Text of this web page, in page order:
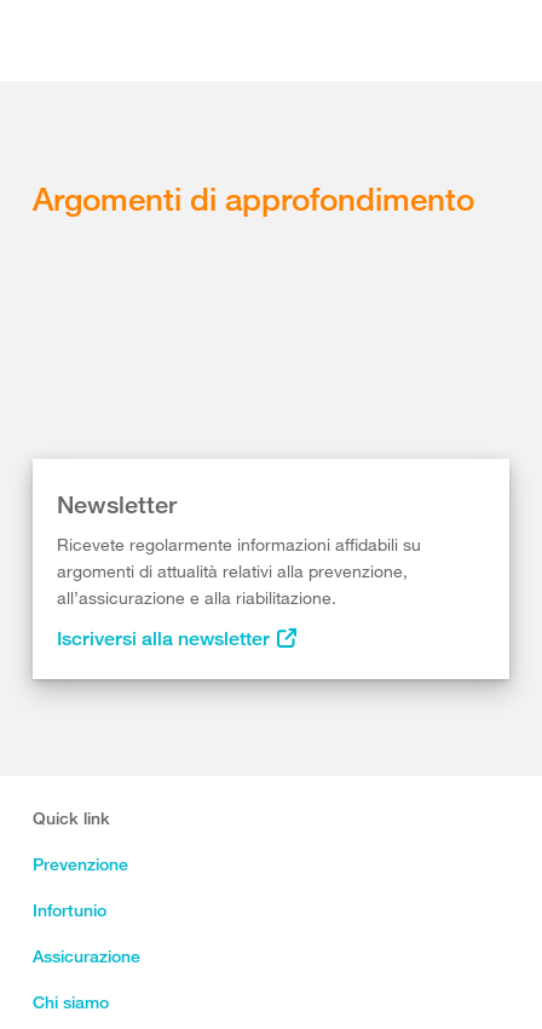
Argomenti di approfondimento
Newsletter
Ricevete regolarmente informazioni affidabili su
argomenti di attualità relativi alla prevenzione,
all’assicurazione e alla riabilitazione.
Iscriversi alla newsletter
Quick link
Prevenzione
Infortunio
Assicurazione
Chi siamo